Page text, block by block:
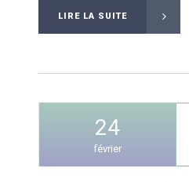
LIRE LA SUITE
24
février